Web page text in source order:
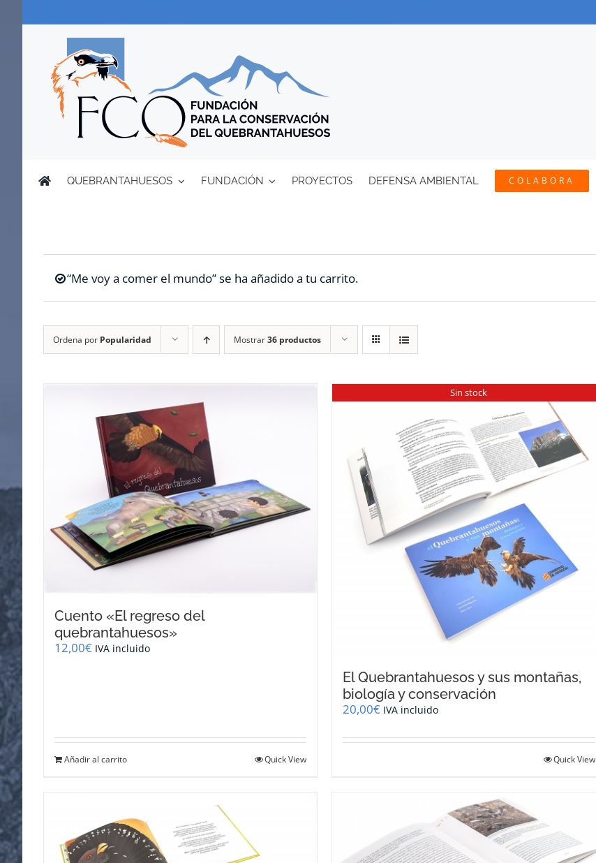
QUEBRANTAHUESOS FUNDACIÓN PROYECTOS DEFENSA AMBIENTAL COLABORA
“Me voy a comer el mundo” se ha añadido a tu carrito.
Ordena por Popularidad Mostrar36 productos
Cuento «El regreso del
quebrantahuesos»
12,00€ IVA incluido
Añadir al carrito Quick View
Sin stock
El Quebrantahuesos y sus montañas,
biología y conservación
20,00€ IVA incluido
Quick View